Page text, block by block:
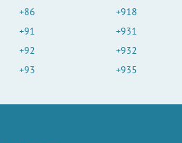
+86
+91
+92
+93
+918
+931
+932
+935